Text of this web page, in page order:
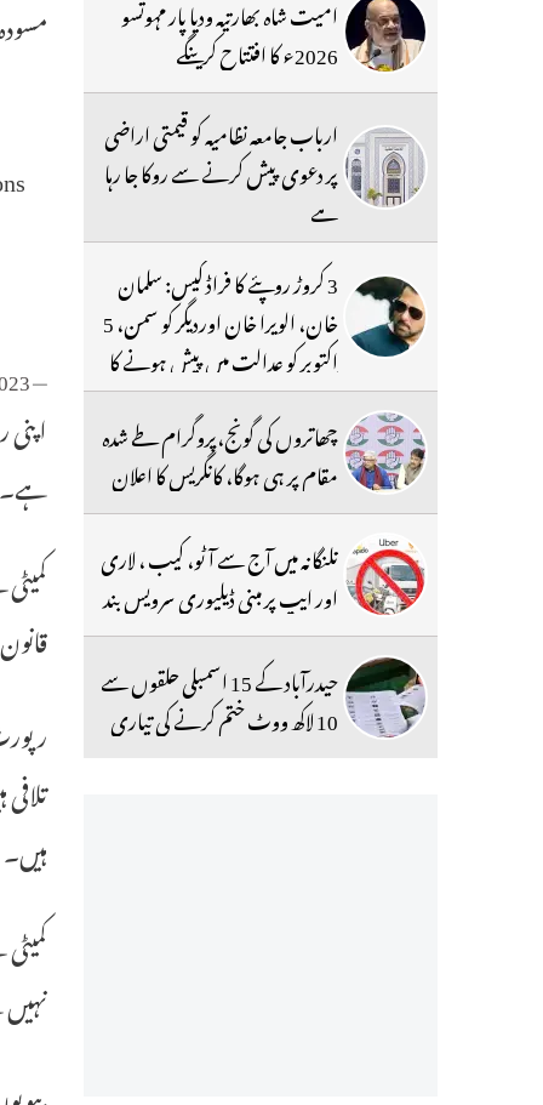
— Himanta Biswa Sarma (@himantabiswa)
ہے۔
ہیں۔
امیت شاہ بھارتیہ ودیا پار مہوتسو
2026ء کا افتتاح کرینگے
ارباب جامعہ نظامیہ کو قیمتی اراضی
پر دعوی پیش کرنے سے روکا جا رہا
ہے
3 کروڑ روپئے کا فراڈ کیس: سلمان
خان، الویرا خان اوردیگر کو سمن، 5
اکتوبر کو عدالت میں پیش ہونے کا
حکم
چھاتروں کی گونج،پروگرام طے شدہ
مقام پر ہی ہوگا، کانگریس کا اعلان
تلنگانہ میں آج سے آٹو، کیب ، لاری
اور ایپ پر مبنی ڈیلیوری سرویس بند
حیدرآباد کے 15 اسمبلی حلقوں سے
10 لاکھ ووٹ ختم کرنے کی تیاری